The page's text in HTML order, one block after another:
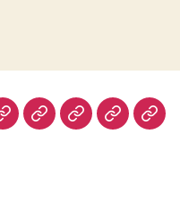
HomeProfilKesiswaan
Data